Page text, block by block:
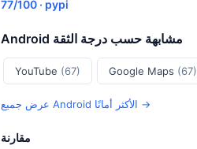
77/100 · pypi
Android مشابهة حسب درجة الثقة
YouTube (67) Google Maps (67)
عرض جميع Android الأكثر أمانًا →
مقارنة